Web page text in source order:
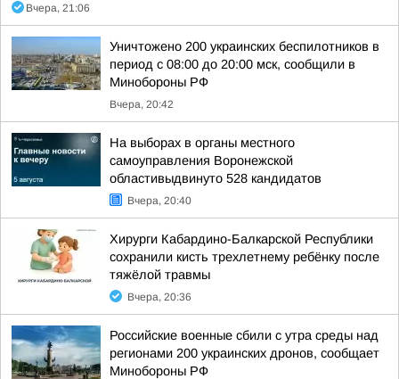
Вчера, 21:06
Уничтожено 200 украинских беспилотников в
период с 08:00 до 20:00 мск, сообщили в
Минобороны РФ
Вчера, 20:42
На выборах в органы местного
самоуправления Воронежской
областивыдвинуто 528 кандидатов
Вчера, 20:40
Хирурги Кабардино-Балкарской Республики
сохранили кисть трехлетнему ребёнку после
тяжёлой травмы
Вчера, 20:36
Российские военные сбили с утра среды над
регионами 200 украинских дронов, сообщает
Минобороны РФ